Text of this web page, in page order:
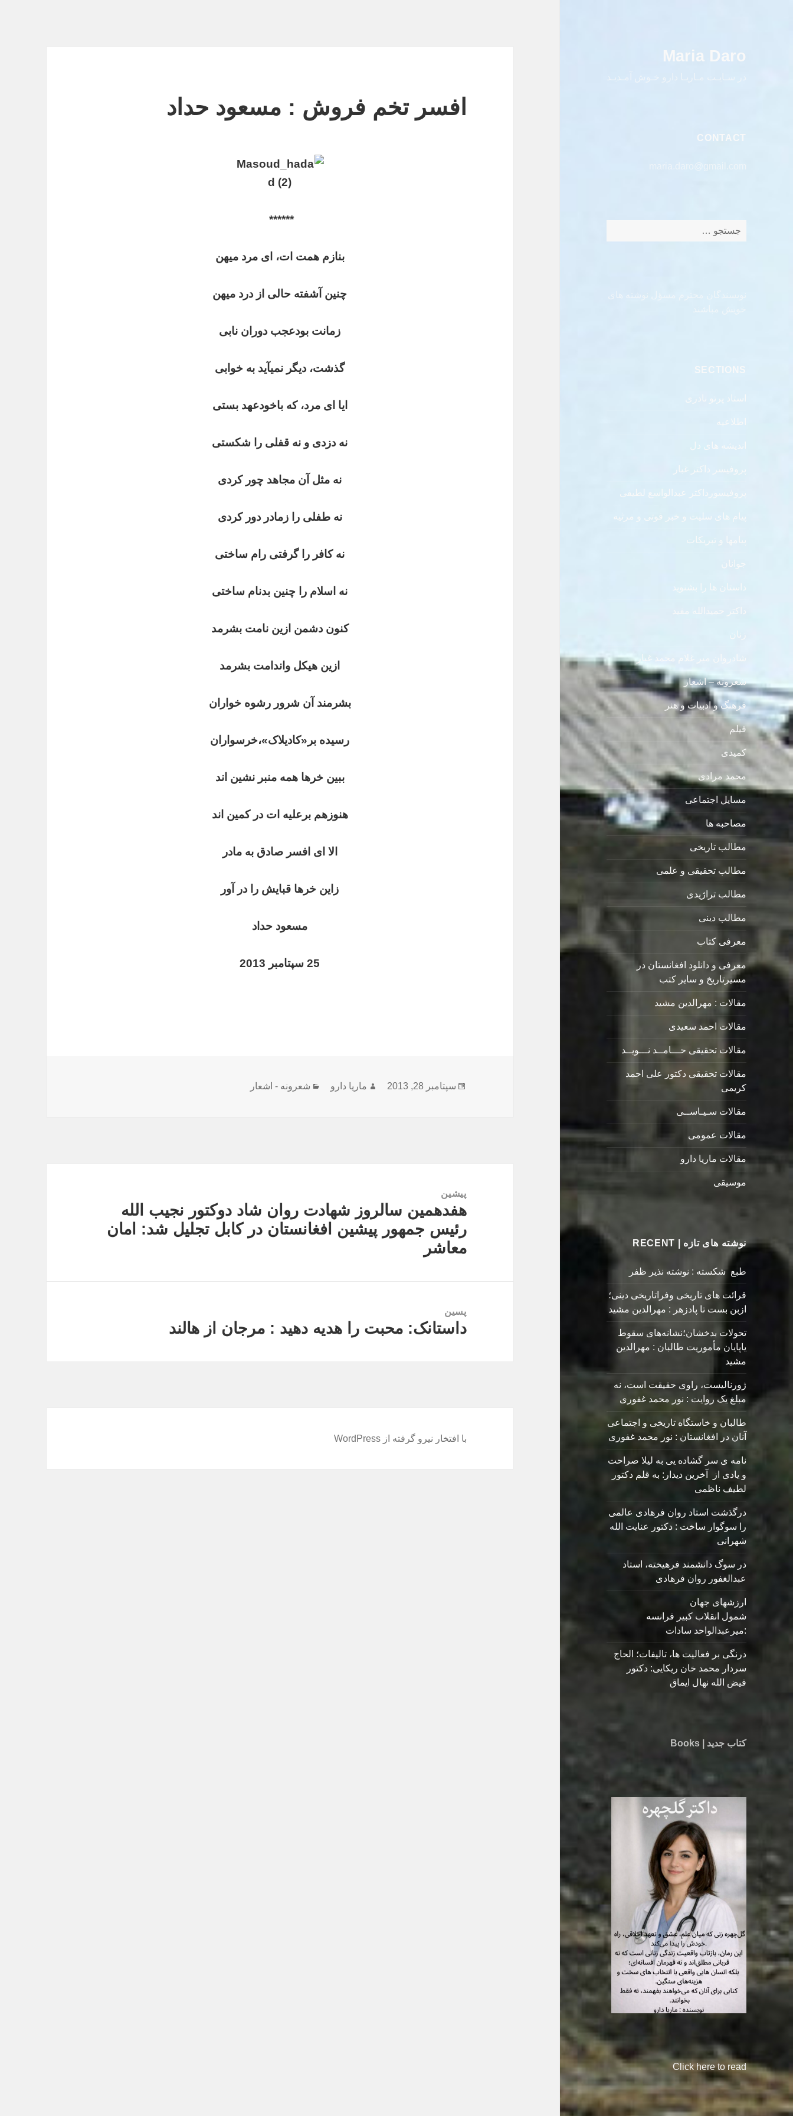
Maria Daro
در سـایـت مـاریـا دارو خـوش آمـدیـد
CONTACT
برای:
نویسندگان محترم مسؤل نوشته های
SECTIONS
استاد پرتو نادری
اطلاعیه
اندیشه های دل
پروفیسر داکتر غبار
پروفیسورداکتر عبدالواسع لطیفی
پیام های سلیت و خبر فوتی و مرثیه
پیامها و تبریکات
جوانان
داستان ها را بشنوید
داکتر حمیدالله مفید
زنان
شادروان میر غلام محمد غبار
شعرونه – اشعار
فرهنگ و ادبیات و هنر
فیلم
کمیدی
محمد مرادی
مسایل اجتماعی
مصاحبه ها
مطالب تاریخی
مطالب تحقیقی و علمی
مطالب تراژیدی
مطالب دینی
معرفی کتاب
معرفی و دانلود افغانستان در
مسیرتاریخ و سایر کتب
مقالات : مهرالدین مشید
مقالات احمد سعیدی
مقالات تحقیقی حـــامــد نـــویــد
مقالات تحقیقی دکتور علی احمد
کریمی
مقالات سـیـاســی
مقالات عمومی
مقالات ماریا دارو
موسیقی
نوشته های تازه | RECENT
طبع شکسته : نوشته نذیر ظفر
قرائت های تاریخی وفراتاریخی دینی؛
ازبن بست تا پادزهر : مهرالدین مشید
تحولات بدخشان؛نشانه‌های سقوط
یاپایان مأموریت طالبان : مهرالدین
مشید
ژورنالیست، راوی حقیقت است، نه
مبلغ یک روایت : نور محمد غفوری
طالبان و خاستگاه تاریخی و اجتماعی
آنان در افغانستان : نور محمد غفوری
نامه ی سر گشاده يی به ليلا صراحت
و یادی از آخرین دیدار: به قلم دکتور
لطیف ناظمی
درگذشت استاد روان فرهادی عالمی
را سوگوار ساخت : دکتور عنایت الله
شهرانی
در سوگ دانشمند فرهیخته، استاد
عبدالغفور روان فرهادی
ارزشهای جهان
شمول انقلاب کبیر فرانسه
:میرعبدالواحد سادات
درنگی بر فعالیت ها، تالیفات؛ الحاج
سردار محمد خان ریکایی: دکتور
فیض الله نهال ایماق
کتاب جدید | Books
Click here to read
افسر تخم فروش : مسعود حداد
******
بنازم همت ات، ای مرد میهن
چنین آشفته حالی از درد میهن
زمانت بودعجب دوران نابی
گذشت، دیگر نمیآید به خوابی
ایا ای مرد، که باخودعهد بستی
نه دزدی و نه قفلی را شکستی
نه مثل آن مجاهد چور کردی
نه طفلی را زمادر دور کردی
نه کافر را گرفتی رام ساختی
نه اسلام را چنین بدنام ساختی
کنون دشمن ازین نامت بشرمد
ازین هیکل واندامت بشرمد
بشرمند آن شرور رشوه خواران
رسیده بر«کادیلاک»،خرسواران
ببین خرها همه منبر نشین اند
هنوزهم برعلیه ات در کمین اند
الا ای افسر صادق به مادر
زاین خرها قبایش را در آور
مسعود حداد
25 سپتامبر 2013
ارسال
سپتامبر 28, 2013 نویسنده
ماریا دارو دسته‌ها
شعرونه - اشعار
پیشین
نوشته
قبلی:
هفدهمین سالروز شهادت روان شاد دوکتور نجیب الله
رئیس جمهور پیشین افغانستان در کابل تجلیل شد: امان
معاشر
پسین
نوشته
داستانک: محبت را هدیه دهید : مرجان از هالند
با افتخار نیرو گرفته از WordPress